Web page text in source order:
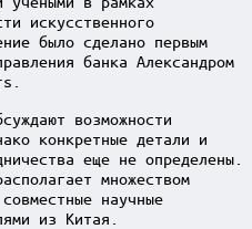
искусственного
было сделано первым
банка Александром
возможности
конкретные детали и
еще не определены.
множеством
научные
из Китая.